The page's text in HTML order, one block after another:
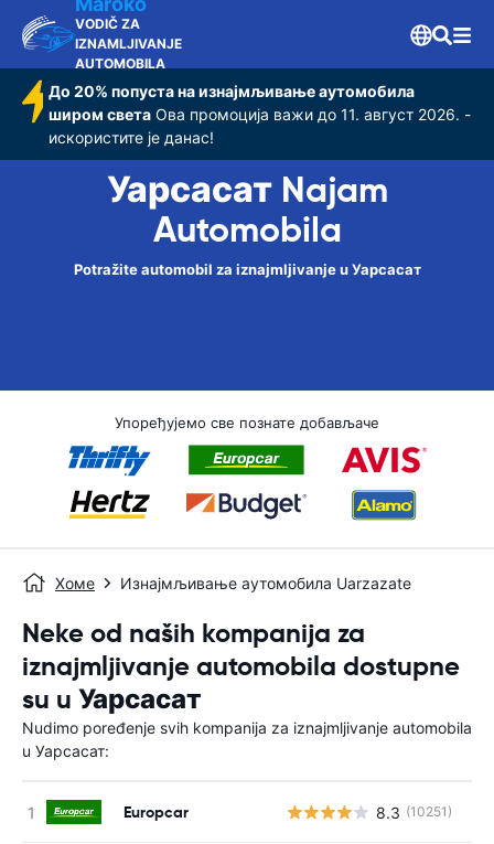
VODIČ ZA
IZNAMLJIVANJE
AUTOMOBILA
До 20% попуста на изнајмљивање аутомобила
широм света Ова промоција важи до 11. август 2026. -
искористите је данас!
Уарсасат Najam
Automobila
Potražite automobil za iznajmljivanje u Уарсасат
Упоређујемо све познате добављаче
Хоме Изнајмљивање аутомобила Uarzazate
Neke od naših kompanija za
iznajmljivanje automobila dostupne
su u Уарсасат
Nudimo poređenje svih kompanija za iznajmljivanje automobila
u Уарсасат:
Europcar 8.3 (10251)